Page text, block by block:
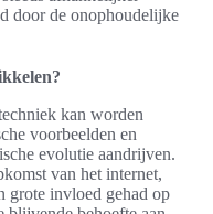
door de onophoudelijke
kan worden
voorbeelden en
evolutie aandrijven.
van het internet,
grote invloed gehad op